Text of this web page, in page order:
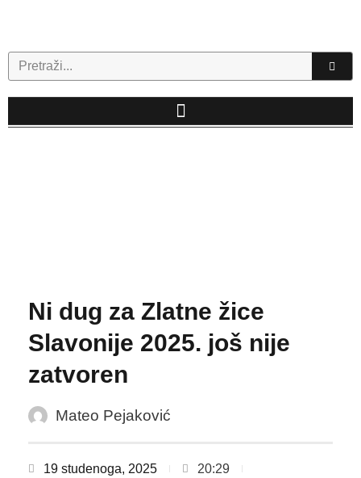
Search
Ni dug za Zlatne žice
Slavonije 2025. još nije
zatvoren
Mateo Pejaković
19 studenoga, 2025
20:29